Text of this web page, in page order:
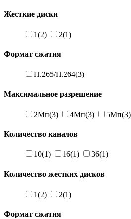
Жесткие диски
1(2) 2(1)
Формат сжатия
H.265/H.264(3)
Максимальное разрешение
2Мп(3) 4Мп(3) 5Мп(3)
Количество каналов
10(1) 16(1) 36(1)
Количество жестких дисков
1(2) 2(1)
Формат сжатия